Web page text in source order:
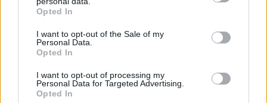
grant or deny consent to Google and its third-party tags to
use your data for below specified purposes in below Google
consent section.
Opted In
I want to opt-out of the Sale of my
Personal Data.
Opted In
I want to opt-out of processing my
Personal Data for Targeted Advertising.
Opted In
Θετικές οι συνομιλίες με το Ιράν για τα Στενά του
Ορμούζ, λέει το Ομάν
ΔΕΙΤΕ ΟΛΕΣ ΤΙΣ ΕΙΔΗΣΕΙΣ